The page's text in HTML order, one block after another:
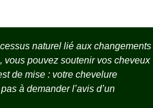
naturel lié aux changements
pouvez soutenir vos cheveux
de mise : votre chevelure
à demander l’avis d’un